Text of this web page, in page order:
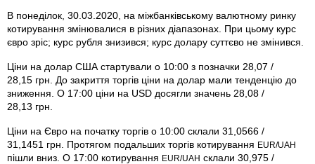
В понеділок, 30.03.2020, на міжбанківському валютному ринку
котирування змінювалися в різних діапазонах. При цьому курс
євро зріс; курс рубля знизився; курс долару суттєво не змінився.
Ціни на долар США стартували о 10:00 з позначки 28,07 /
28,15 грн. До закриття торгів ціни на долар мали тенденцію до
зниження. О 17:00 ціни на USD досягли значень 28,08 /
28,13 грн.
Ціни на Євро на початку торгів о 10:00 склали 31,0566 /
31,1451 грн. Протягом подальших торгів котирування EUR/UAH
пішли вниз. О 17:00 котирування EUR/UAH склали 30,975 /